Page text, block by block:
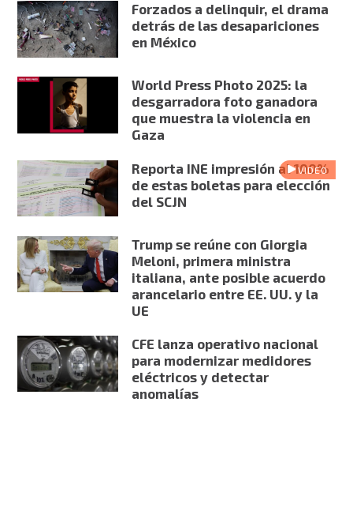
Forzados a delinquir, el drama
detrás de las desapariciones
en México
World Press Photo 2025: la
desgarradora foto ganadora
que muestra la violencia en
Gaza
VIDEO
Reporta INE impresión al 100%
de estas boletas para elección
del SCJN
Trump se reúne con Giorgia
Meloni, primera ministra
italiana, ante posible acuerdo
arancelario entre EE. UU. y la
UE
CFE lanza operativo nacional
para modernizar medidores
eléctricos y detectar
anomalías